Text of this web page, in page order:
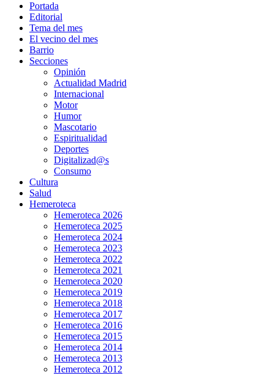
Portada
Editorial
Tema del mes
El vecino del mes
Barrio
Secciones
Opinión
Actualidad Madrid
Internacional
Motor
Humor
Mascotario
Espiritualidad
Deportes
Digitalizad@s
Consumo
Cultura
Salud
Hemeroteca
Hemeroteca 2026
Hemeroteca 2025
Hemeroteca 2024
Hemeroteca 2023
Hemeroteca 2022
Hemeroteca 2021
Hemeroteca 2020
Hemeroteca 2019
Hemeroteca 2018
Hemeroteca 2017
Hemeroteca 2016
Hemeroteca 2015
Hemeroteca 2014
Hemeroteca 2013
Hemeroteca 2012